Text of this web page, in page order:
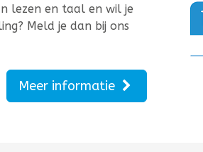
lezen en taal en wil je
Meld je dan bij ons
Meer informatie